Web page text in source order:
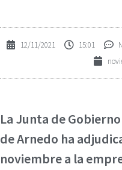
12/11/2021 15:01
La Junta de
de Arnedo ha
noviembre a la